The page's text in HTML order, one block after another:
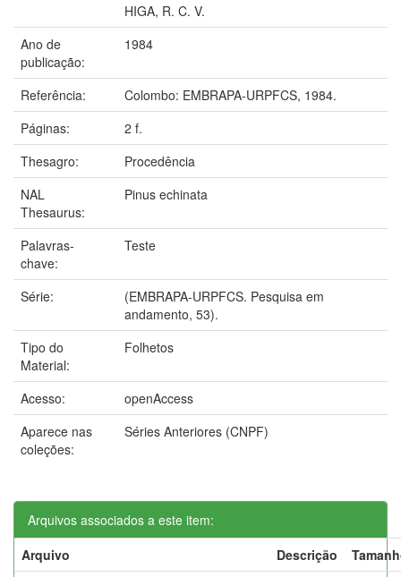
HIGA, R. C. V.
Ano de
publicação:
1984
Referência:
Colombo: EMBRAPA-URPFCS, 1984.
Páginas:
2 f.
Thesagro:
Procedência
NAL
Thesaurus:
Pinus echinata
Palavras-
chave:
Teste
Série:
(EMBRAPA-URPFCS. Pesquisa em
andamento, 53).
Tipo do
Material:
Folhetos
Acesso:
openAccess
Aparece nas
coleções:
Séries Anteriores (CNPF)
Arquivos associados a este item:
Arquivo
Descrição